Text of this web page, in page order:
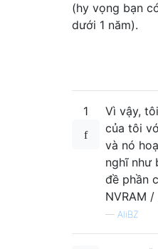
(hy vọng bạn
dưới 1 năm).
1
Vì vậy,
của tôi
và nó
nghĩ như
đề phần
NVRAM
— AliBZ